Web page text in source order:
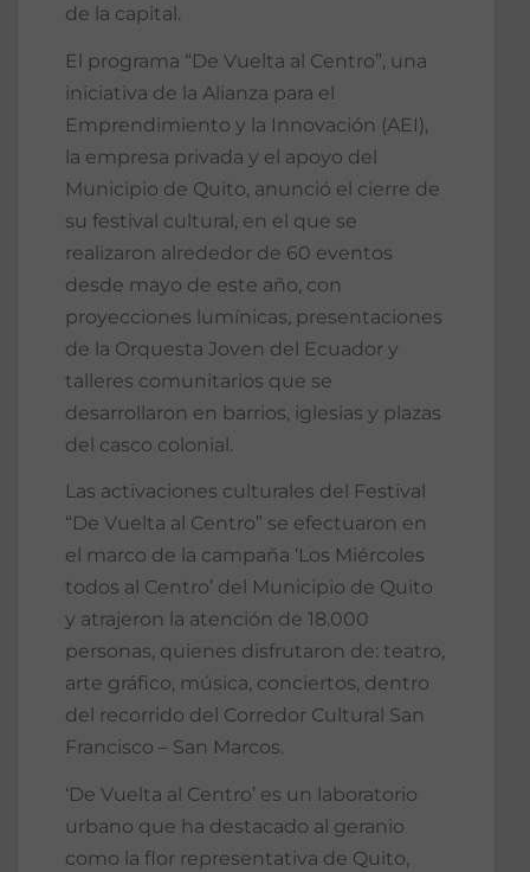
de la capital.
El programa “De Vuelta al Centro”, una
iniciativa de la Alianza para el
Emprendimiento y la Innovación (AEI),
la empresa privada y el apoyo del
Municipio de Quito, anunció el cierre de
su festival cultural, en el que se
realizaron alrededor de 60 eventos
desde mayo de este año, con
proyecciones lumínicas, presentaciones
de la Orquesta Joven del Ecuador y
talleres comunitarios que se
desarrollaron en barrios, iglesias y plazas
del casco colonial.
Las activaciones culturales del Festival
“De Vuelta al Centro” se efectuaron en
el marco de la campaña ‘Los Miércoles
todos al Centro’ del Municipio de Quito
y atrajeron la atención de 18.000
personas, quienes disfrutaron de: teatro,
arte gráfico, música, conciertos, dentro
del recorrido del Corredor Cultural San
Francisco – San Marcos.
‘De Vuelta al Centro’ es un laboratorio
urbano que ha destacado al geranio
como la flor representativa de Quito,